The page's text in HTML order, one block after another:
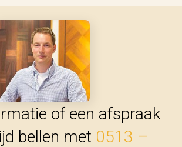
of een afspraak
bellen met 0513 –